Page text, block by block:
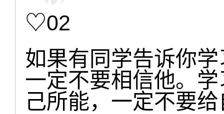
♡02
如果有同学告诉你
一定不要相信他。
己所能，一定不要